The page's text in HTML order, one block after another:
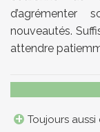
d’agrémenter
nouveautés.
attendre
Toujours